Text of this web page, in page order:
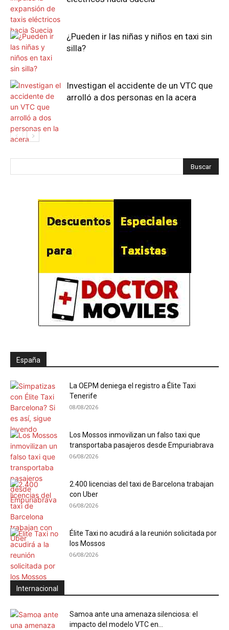
¿Pueden ir las niñas y niños en taxi sin
silla?
Investigan el accidente de un VTC que
arrolló a dos personas en la acera
España
La OEPM deniega el registro a Élite Taxi
Tenerife
08/08/2026
Los Mossos inmovilizan un falso taxi que
transportaba pasajeros desde Empuriabrava
06/08/2026
2.400 licencias del taxi de Barcelona trabajan
con Uber
06/08/2026
Élite Taxi no acudirá a la reunión solicitada por
los Mossos
06/08/2026
Internacional
Samoa ante una amenaza silenciosa: el
impacto del modelo VTC en...